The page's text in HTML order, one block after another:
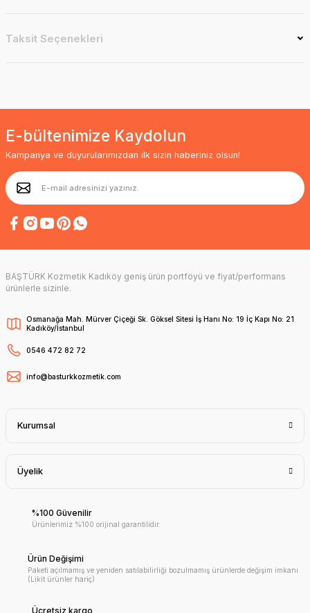
Taksit Seçenekleri
E-bültenimize Kaydolun
Kampanya ve duyurularımızdan ilk sizin haberiniz olsun!
BAŞTÜRK Kozmetik Kadıköy geniş ürün portföyü ve fiyat/performans
ürünlerle sizinle.
Osmanağa Mah. Mürver Çiçeği Sk. Göksel Sitesi İş Hanı No: 19 İç Kapı No: 21
Kadıköy/İstanbul
0546 472 82 72
info@basturkkozmetik.com
Kurumsal
Üyelik
%100 Güvenilir
Ürünlerimiz %100 orijinal garantilidir.
Ürün Değişimi
Paketi açılmamış ve yeniden satılabilirliği bozulmamış ürünlerde değişim imkanı.
(Likit ürünler hariç)
Ücretsiz kargo